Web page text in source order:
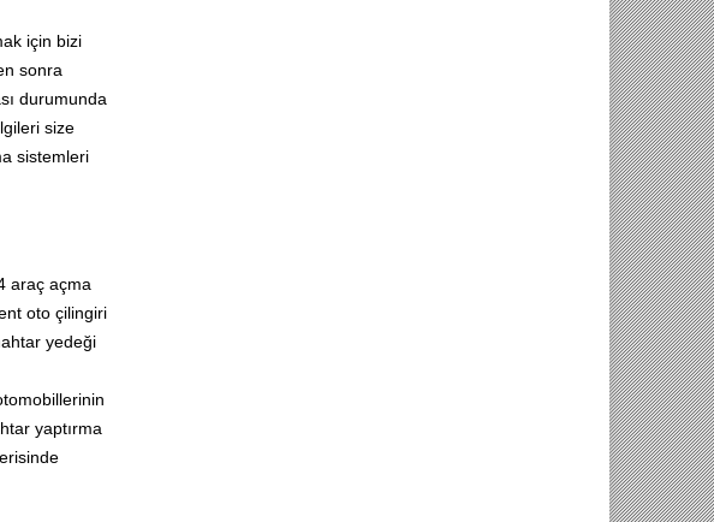
için bizi
sonra
durumunda
size
sistemleri
araç açma
oto çilingiri
yedeği
yaptırma